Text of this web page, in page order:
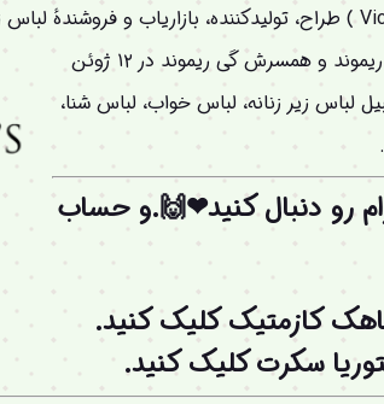
زنانه و لوازم آرایشی در آمریکا است که توسط روی ریموند و همسرش گی ریموند در ۱۲ ژوئن
لباس زیر زنانه، لباس خواب، لباس شنا،
رو دنبال کنید❤🙌.و حساب
کازمتیک کلیک کنید.
سکرت کلیک کنید.